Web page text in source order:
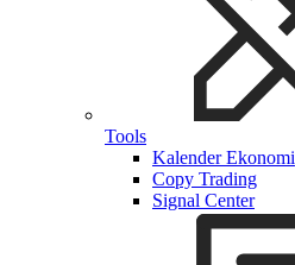
Tools
Kalender Ekonomi
Copy Trading
Signal Center